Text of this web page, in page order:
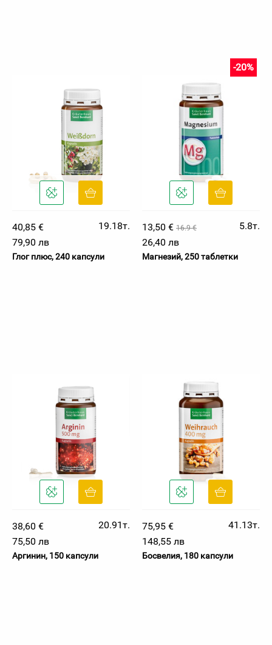
40,85 €
19.18т.
79,90 лв
Глог плюс, 240 капсули
13,50 € 16.9 €
-20%
5.8т.
26,40 лв
Магнезий, 250 таблетки
38,60 €
20.91т.
75,50 лв
Аргинин, 150 капсули
75,95 €
41.13т.
148,55 лв
Босвелия, 180 капсули